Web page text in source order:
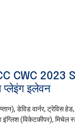
CWC 2023
प्लेइंग इलेवन
डेविड वार्नर, ट्रेविस हेड,
(विकेटकीपर), मिचेल